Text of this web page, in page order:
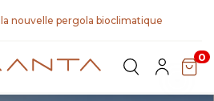
la nouvelle pergola bioclimatique
0